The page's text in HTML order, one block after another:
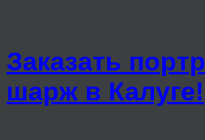
Заказать
шарж в Калуге!